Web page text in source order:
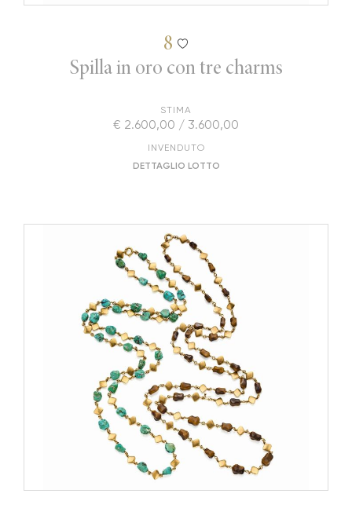
8
Spilla in oro con tre charms
STIMA
€ 2.600,00 / 3.600,00
INVENDUTO
DETTAGLIO LOTTO